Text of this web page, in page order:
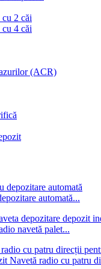
2 căi
4 căi
(ACR)
automată...
navetă palet...
Navetă radio cu patru